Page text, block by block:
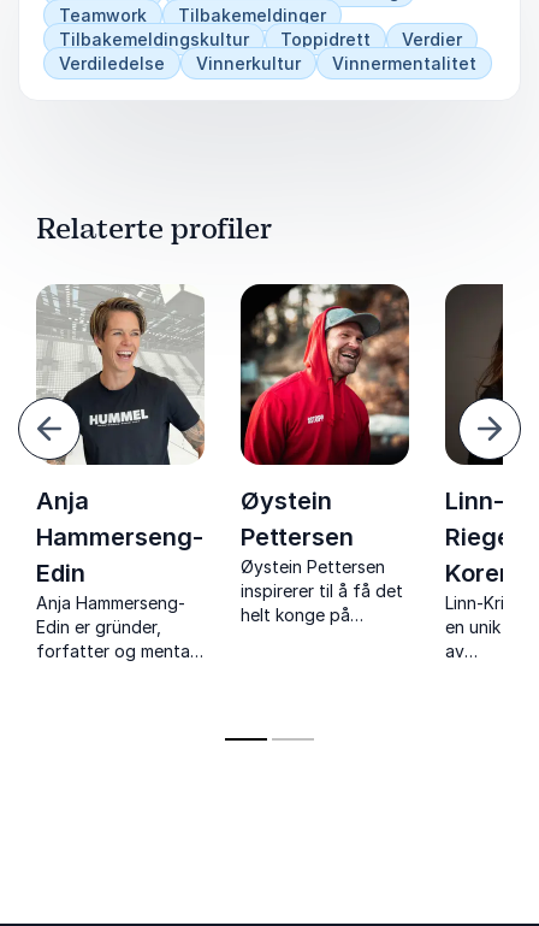
Teamwork
Tilbakemeldinger
Tilbakemeldingskultur
Toppidrett
Verdier
Verdiledelse
Vinnerkultur Vinnermentalitet
Relaterte profiler
Anja
Hammerseng-
Edin
Anja Hammerseng-
Edin er gründer,
forfatter og mental
Øystein
Pettersen
Øystein Pettersen
inspirerer til å få det
helt konge på
resultater.
Linn-
Koren
Linn-Kristin
en unik
av